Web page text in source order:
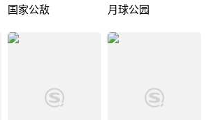
国家公敌 月球公园